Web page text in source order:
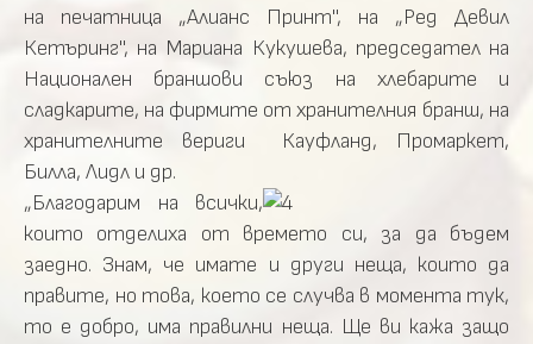
на печатница „Алианс Принт", на „Ред Девил
Кетъринг", на Мариана Кукушева, председател на
Национален браншови съюз на хлебарите и
сладкарите, на фирмите от хранителния бранш, на
хранителните вериги Кауфланд, Промаркет,
Билла, Лидл и др.
„Благодарим на всички,
които отделиха от времето си, за да бъдем
заедно. Знам, че имате и други неща, които да
правите, но това, което се случва в момента тук,
то е добро, има правилни неща. Ще ви кажа защо